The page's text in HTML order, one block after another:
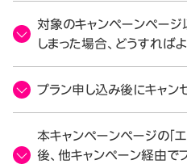
対象のキャンペーンペー
しまった場合、どうすれば
プラン申し込み後にキャン
本キャンペーンページの「
後、他キャンペーン経由で